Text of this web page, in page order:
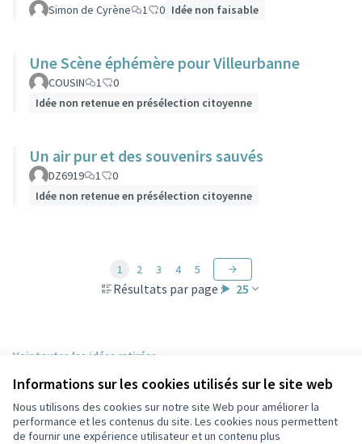
Informations sur les cookies utilisés sur le site web
Nous utilisons des cookies sur notre site Web pour améliorer la
performance et les contenus du site. Les cookies nous permettent
de fournir une expérience utilisateur et un contenu plus
Simon de Cyrène 1 0 Idée non faisable
Une Scène éphémère pour Villeurbanne
COUSIN 1
0
Idée non retenue en présélection citoyenne
Un air pur et des souvenirs sauvés
DZ6919 1
0
Idée non retenue en présélection citoyenne
Résultats par page : 25
1 2 3 4 5
Voir toutes les idées retirées
Conditions d'utilisation
Paramètres des cookies
Participez Villeurbanne sur X
Participez Villeurbanne sur Facebook
Participez Villeurbanne sur Instagram
Participez Villeurbanne sur YouTube